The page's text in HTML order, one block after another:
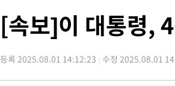
-16082초 전 >
서울 열대야 15일째 지속…비공식
-14632초 전 >[속보]코스피, 119.51포인트
-11079초 전 >6월 경상수지 497.3억 달러…두 달
[속보]이 대통령,
등록 2025.08.01 14:12:23 수정 2025.08.01